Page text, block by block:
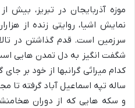
موزه آذربایجان در تبریز، بیش
نمایش اشیا، روایتی زنده از
سرزمین است. قدم گذاشتن در
شگفت انگیز به دل تمدن هایی
ساله تپه اسماعیل آباد گرفته تا
و سکه هایی که از دوران